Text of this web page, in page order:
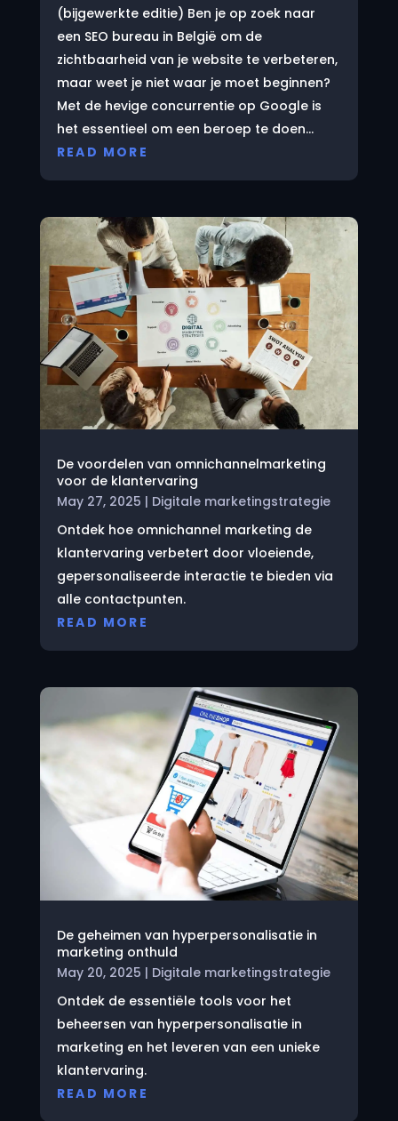
(bijgewerkte editie) Ben je op zoek naar
een SEO bureau in België om de
zichtbaarheid van je website te verbeteren,
maar weet je niet waar je moet beginnen?
Met de hevige concurrentie op Google is
het essentieel om een beroep te doen...
READ MORE
De voordelen van omnichannelmarketing
voor de klantervaring
May 27, 2025 | Digitale marketingstrategie
Ontdek hoe omnichannel marketing de
klantervaring verbetert door vloeiende,
gepersonaliseerde interactie te bieden via
alle contactpunten.
READ MORE
De geheimen van hyperpersonalisatie in
marketing onthuld
May 20, 2025 | Digitale marketingstrategie
Ontdek de essentiële tools voor het
beheersen van hyperpersonalisatie in
marketing en het leveren van een unieke
klantervaring.
READ MORE